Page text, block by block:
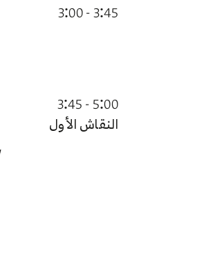
3:45 - 3:00
5:00 - 3:45
النقاش الأول